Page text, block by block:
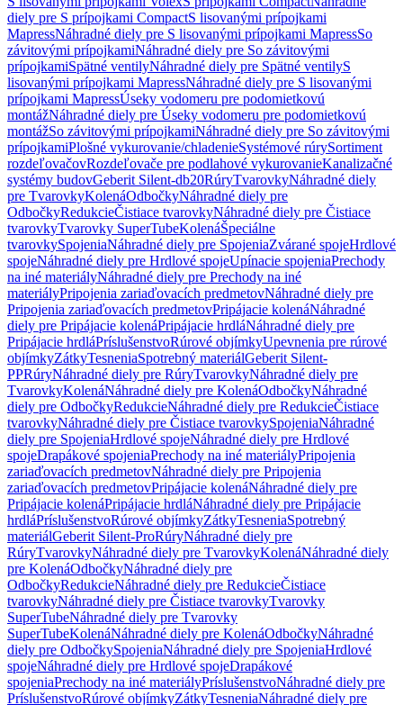
diely pre S prípojkami CompactS lisovanými prípojkami
MapressNáhradné diely pre S lisovanými prípojkami MapressSo
závitovými prípojkamiNáhradné diely pre So závitovými
prípojkamiSpätné ventilyNáhradné diely pre Spätné ventilyS
lisovanými prípojkami MapressNáhradné diely pre S lisovanými
prípojkami MapressÚseky vodomeru pre podomietkovú
montážNáhradné diely pre Úseky vodomeru pre podomietkovú
montážSo závitovými prípojkamiNáhradné diely pre So závitovými
prípojkamiPlošné vykurovanie/chladenieSystémové rúrySortiment
rozdeľovačovRozdeľovače pre podlahové vykurovanieKanalizačné
systémy budovGeberit Silent-db20RúryTvarovkyNáhradné diely
pre TvarovkyKolenáOdbočkyNáhradné diely pre
OdbočkyRedukcieČistiace tvarovkyNáhradné diely pre Čistiace
tvarovkyTvarovky SuperTubeKolenáŠpeciálne
tvarovkySpojeniaNáhradné diely pre SpojeniaZvárané spojeHrdlové
spojeNáhradné diely pre Hrdlové spojeUpínacie spojeniaPrechody
na iné materiályNáhradné diely pre Prechody na iné
materiályPripojenia zariaďovacích predmetovNáhradné diely pre
Pripojenia zariaďovacích predmetovPripájacie kolenáNáhradné
diely pre Pripájacie kolenáPripájacie hrdláNáhradné diely pre
Pripájacie hrdláPríslušenstvoRúrové objímkyUpevnenia pre rúrové
objímkyZátkyTesneniaSpotrebný materiálGeberit Silent-
PPRúryNáhradné diely pre RúryTvarovkyNáhradné diely pre
TvarovkyKolenáNáhradné diely pre KolenáOdbočkyNáhradné
diely pre OdbočkyRedukcieNáhradné diely pre RedukcieČistiace
tvarovkyNáhradné diely pre Čistiace tvarovkySpojeniaNáhradné
diely pre SpojeniaHrdlové spojeNáhradné diely pre Hrdlové
spojeDrapákové spojeniaPrechody na iné materiályPripojenia
zariaďovacích predmetovNáhradné diely pre Pripojenia
zariaďovacích predmetovPripájacie kolenáNáhradné diely pre
Pripájacie kolenáPripájacie hrdláNáhradné diely pre Pripájacie
hrdláPríslušenstvoRúrové objímkyZátkyTesneniaSpotrebný
materiálGeberit Silent-ProRúryNáhradné diely pre
RúryTvarovkyNáhradné diely pre TvarovkyKolenáNáhradné diely
pre KolenáOdbočkyNáhradné diely pre
OdbočkyRedukcieNáhradné diely pre RedukcieČistiace
tvarovkyNáhradné diely pre Čistiace tvarovkyTvarovky
SuperTubeNáhradné diely pre Tvarovky
SuperTubeKolenáNáhradné diely pre KolenáOdbočkyNáhradné
diely pre OdbočkySpojeniaNáhradné diely pre SpojeniaHrdlové
spojeNáhradné diely pre Hrdlové spojeDrapákové
spojeniaPrechody na iné materiályPríslušenstvoNáhradné diely pre
PríslušenstvoRúrové objímkyZátkyTesneniaNáhradné diely pre